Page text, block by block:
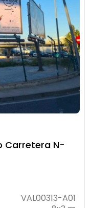
Carretera N-
VAL00313-A01